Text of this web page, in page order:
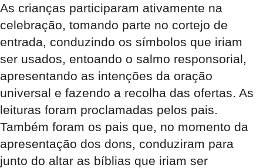
As crianças participaram ativamente na
celebração, tomando parte no cortejo de
entrada, conduzindo os símbolos que iriam
ser usados, entoando o salmo responsorial,
apresentando as intenções da oração
universal e fazendo a recolha das ofertas. As
leituras foram proclamadas pelos pais.
Também foram os pais que, no momento da
apresentação dos dons, conduziram para
junto do altar as bíblias que iriam ser